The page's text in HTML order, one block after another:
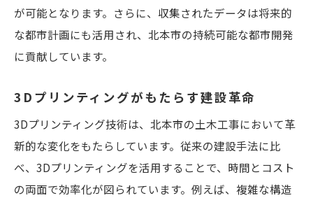
が可能となります。さらに、収集されたデータは将来的
な都市計画にも活用され、北本市の持続可能な都市開発
に貢献しています。
3Dプリンティングがもたらす建設革命
3Dプリンティング技術は、北本市の土木工事において革
新的な変化をもたらしています。従来の建設手法に比
べ、3Dプリンティングを活用することで、時間とコスト
の両面で効率化が図られています。例えば、複雑な構造